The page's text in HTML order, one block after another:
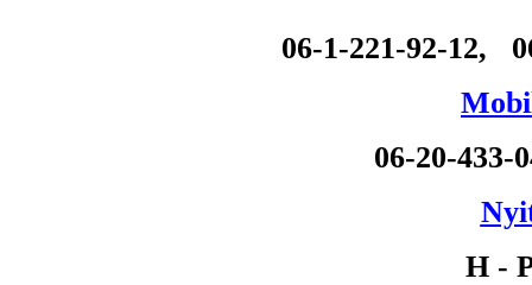
06-1-221-92-12,
06-20-
H -